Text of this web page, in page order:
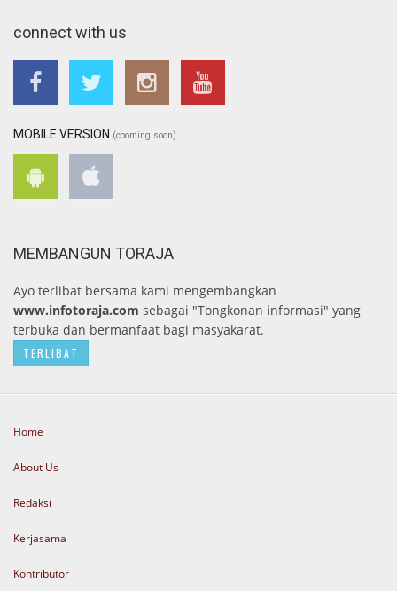
connect with us
MOBILE VERSION (cooming soon)
MEMBANGUN TORAJA
Ayo terlibat bersama kami mengembangkan
www.infotoraja.com sebagai "Tongkonan informasi" yang
terbuka dan bermanfaat bagi masyakarat.
TERLIBAT
Home
About Us
Redaksi
Kerjasama
Kontributor